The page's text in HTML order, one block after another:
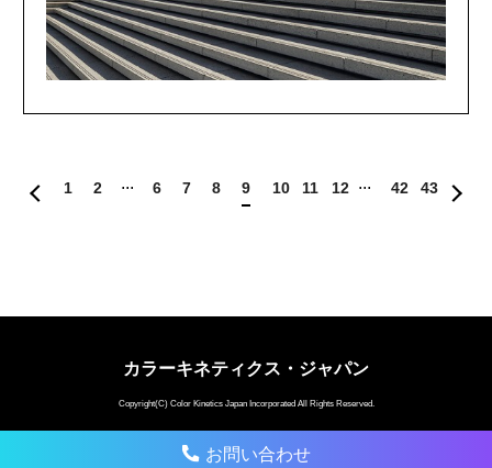
1 2 6 7 8 9 10 11 12 42 43
お問い合わせ
カラーキネティクス・ジャパン
Copyright(C) Color Kinetics Japan Incorporated All Rights Reserved.